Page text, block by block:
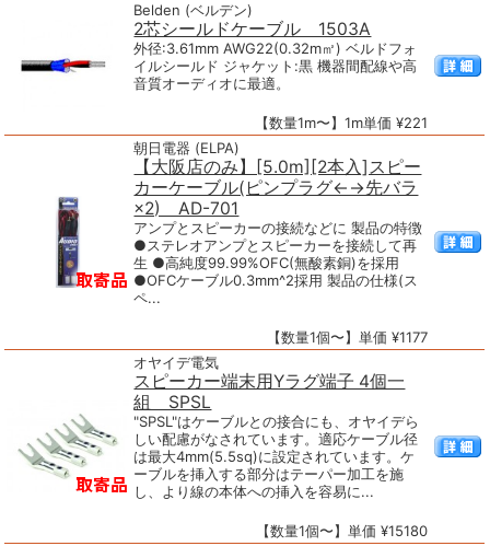
Belden (ベルデン)
2芯シールドケーブル 1503A
外径:3.61mm AWG22(0.32m㎡) ベルドフォ
イルシールド ジャケット:黒 機器間配線や高
音質オーディオに最適。
【数量1m〜】1m単価 ¥221
朝日電器 (ELPA)
【大阪店のみ】[5.0m][2本入]スピー
カーケーブル(ピンプラグ←→先バラ
×2) AD-701
アンプとスピーカーの接続などに 製品の特徴
●ステレオアンプとスピーカーを接続して再
生 ●高純度99.99%OFC(無酸素銅)を採用
●OFCケーブル0.3mm^2採用 製品の仕様(ス
ペ...
【数量1個〜】単価 ¥1177
オヤイデ電気
スピーカー端末用Yラグ端子 4個一
組 SPSL
"SPSL"はケーブルとの接合にも、オヤイデら
しい配慮がなされています。適応ケーブル径
は最大4mm(5.5sq)に設定されています。ケ
ーブルを挿入する部分はテーパー加工を施
し、より線の本体への挿入を容易に...
【数量1個〜】単価 ¥15180